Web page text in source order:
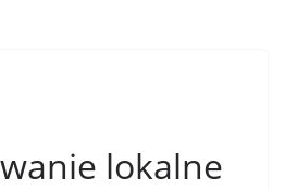
lokalne